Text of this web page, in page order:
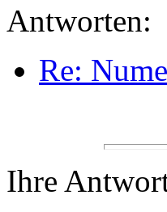
Antworten:
Re:
Ihre